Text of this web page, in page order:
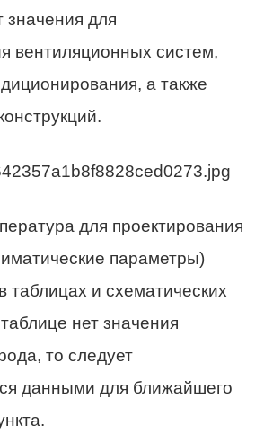
значения для
вентиляционных систем,
а также
для проектирования
параметры)
таблицах и схематических
нет значения
то следует
данными для ближайшего